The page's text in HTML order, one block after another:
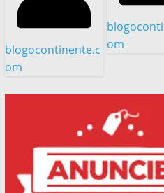
blogocontinente.c
om
om